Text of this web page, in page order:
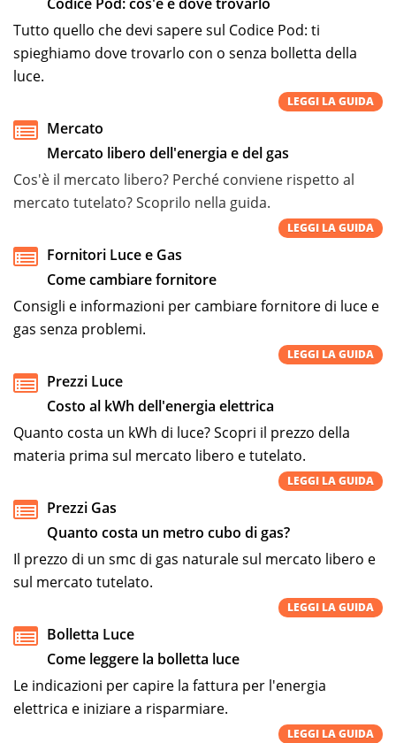
Tutto quello che devi sapere sul Codice Pod: ti
spieghiamo dove trovarlo con o senza bolletta della
luce.
LEGGI LA GUIDA
Mercato
Mercato libero dell'energia e del gas
Cos'è il mercato libero? Perché conviene rispetto al
mercato tutelato? Scoprilo nella guida.
LEGGI LA GUIDA
Fornitori Luce e Gas
Come cambiare fornitore
Consigli e informazioni per cambiare fornitore di luce e
gas senza problemi.
LEGGI LA GUIDA
Prezzi Luce
Costo al kWh dell'energia elettrica
Quanto costa un kWh di luce? Scopri il prezzo della
materia prima sul mercato libero e tutelato.
LEGGI LA GUIDA
Prezzi Gas
Quanto costa un metro cubo di gas?
Il prezzo di un smc di gas naturale sul mercato libero e
sul mercato tutelato.
LEGGI LA GUIDA
Bolletta Luce
Come leggere la bolletta luce
Le indicazioni per capire la fattura per l'energia
elettrica e iniziare a risparmiare.
LEGGI LA GUIDA